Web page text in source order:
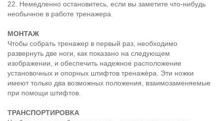
22. Немедленно остановитесь, если вы заметите что-нибудь
необычное в работе тренажера.
МОНТАЖ
Чтобы собрать тренажер в первый раз, необходимо
развернуть две ноги, как показано на следующем
изображении, и обеспечить надежное расположение
установочных и опорных штифтов тренажѐра. Эти ножки
имеют только два возможных положения, взаимозаменяемые
при помощи штифтов.
ТРАНСПОРТИРОВКА